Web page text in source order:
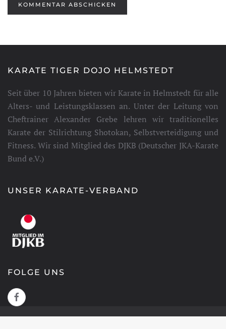
KOMMENTAR ABSCHICKEN
KARATE TIGER DOJO HELMSTEDT
Seit über 10 Jahren bieten wir Karate in Helmstedt für alle
Alters- und Leistungsklassen an. Unter der Leitung von
Cheftrainer Alexander Grebe lehren wir traditionelles
Karate der Stilrichtung Shotokan, Selbstverteidigung und
Fitness. Wir sind Mitglied des DJKB (Deutscher JKA-Karate
Bund e.V.)
UNSER KARATE-VERBAND
FOLGE UNS